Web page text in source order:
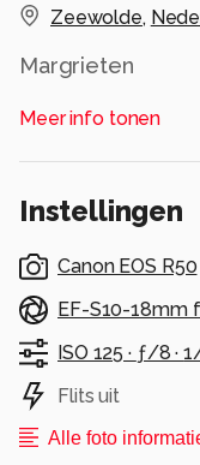
Zeewolde,
Margrieten
Alle rechten voorbehouden
Meer info tonen
Instellingen
Canon EOS R50
EF-S10-18mm
ISO 125 · ƒ/8 ·
Flits uit
Alle foto